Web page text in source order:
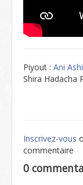
Piyout : Ani
Shira Hadacha
Inscrivez-vous
commentaire
0